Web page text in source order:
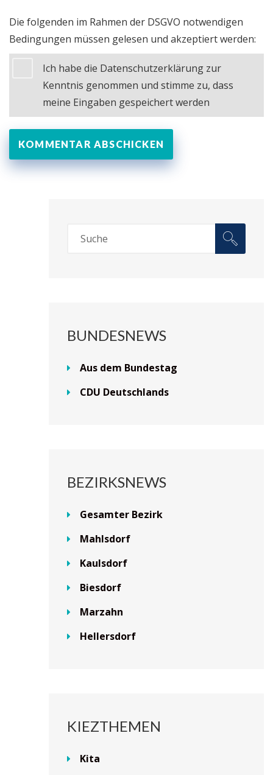
Die folgenden im Rahmen der DSGVO notwendigen
Bedingungen müssen gelesen und akzeptiert werden:
Ich habe die Datenschutzerklärung zur
Kenntnis genommen und stimme zu, dass
meine Eingaben gespeichert werden
BUNDESNEWS
Aus dem Bundestag
CDU Deutschlands
BEZIRKSNEWS
Gesamter Bezirk
Mahlsdorf
Kaulsdorf
Biesdorf
Marzahn
Hellersdorf
KIEZTHEMEN
Kita